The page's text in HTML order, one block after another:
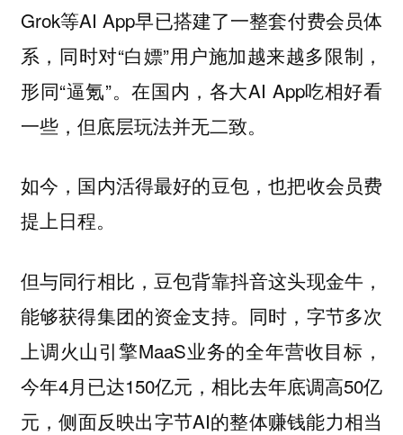
Grok等AI App早已搭建了一整套付费会员体
系，同时对“白嫖”用户施加越来越多限制，
形同“逼氪”。在国内，各大AI App吃相好看
一些，但底层玩法并无二致。
如今，国内活得最好的豆包，也把收会员费
提上日程。
但与同行相比，豆包背靠抖音这头现金牛，
能够获得集团的资金支持。同时，字节多次
上调火山引擎MaaS业务的全年营收目标，
今年4月已达150亿元，相比去年底调高50亿
元，侧面反映出字节AI的整体赚钱能力相当